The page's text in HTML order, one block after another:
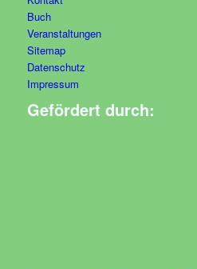
Buch
Veranstaltungen
Sitemap
Datenschutz
Impressum
Gefördert durch: